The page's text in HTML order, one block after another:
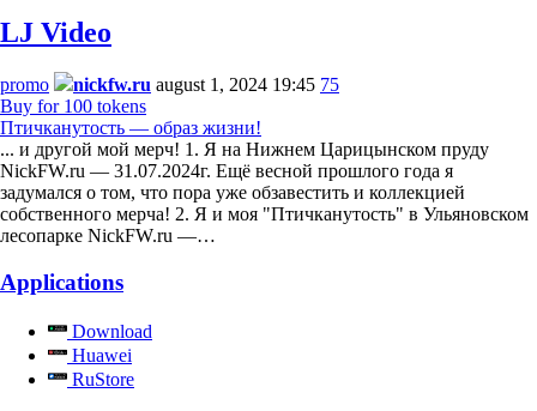
LJ Video
promo nickfw.ru august 1, 2024 19:45 75
Buy for 100 tokens
Птичканутость — образ жизни!
... и другой мой мерч! 1. Я на Нижнем Царицынском пруду
NickFW.ru — 31.07.2024г. Ещё весной прошлого года я
задумался о том, что пора уже обзавестить и коллекцией
собственного мерча! 2. Я и моя "Птичканутость" в Ульяновском
лесопарке NickFW.ru —…
Applications
Download
Huawei
RuStore